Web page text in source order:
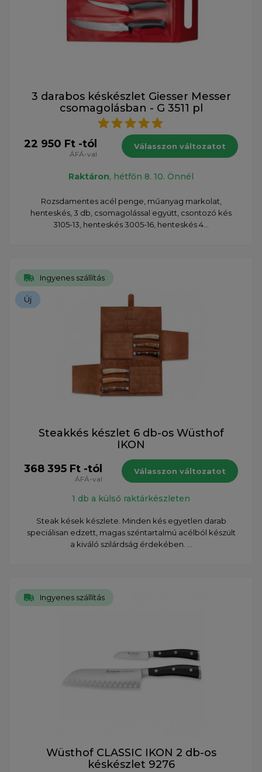
3 darabos késkészlet Giesser Messer
csomagolásban - G 3511 pl
22 950 Ft -tól
ÁFÁ-val
Válasszon változatot
Raktáron, hétfőn 8. 10. Önnél
Rozsdamentes acél penge, műanyag markolat,
henteskés, 3 db, csomagolással együtt, csontozó kés
3105-13, henteskés 3005-16, henteskés 4...
Ingyenes szállítás
Új
Steakkés készlet 6 db-os Wüsthof
IKON
368 395 Ft -tól
ÁFÁ-val
Válasszon változatot
1 db a külső raktárkészleten
Steak kések készlete. Minden kés egyetlen darab
speciálisan edzett, magas széntartalmú acélból készült
a kiváló szilárdság érdekében. ...
Ingyenes szállítás
Wüsthof CLASSIC IKON 2 db-os
késkészlet 9276